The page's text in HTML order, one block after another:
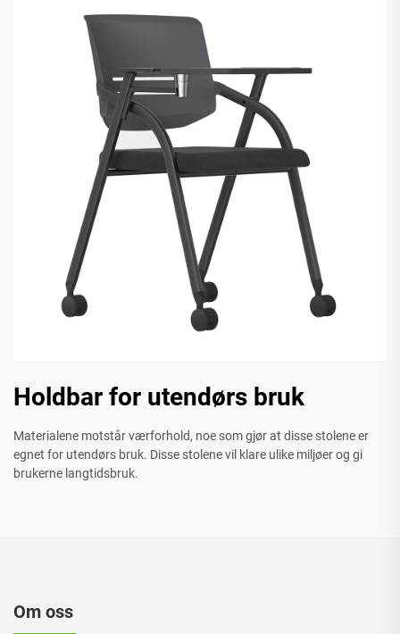
Holdbar for utendørs bruk
Materialene motstår værforhold, noe som gjør at disse stolene er
egnet for utendørs bruk. Disse stolene vil klare ulike miljøer og gi
brukerne langtidsbruk.
Om oss